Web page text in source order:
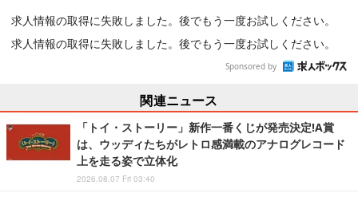
求人情報の取得に失敗しました。後でもう一度お試しください。
求人情報の取得に失敗しました。後でもう一度お試しください。
Sponsored by
関連ニュース
「トイ・ストーリー」新作一番くじが発売決定!A賞
は、ウッディたちがレトロ感満載のアナログレコード
上を走る姿で立体化
2026.08.07 Fri 03:40